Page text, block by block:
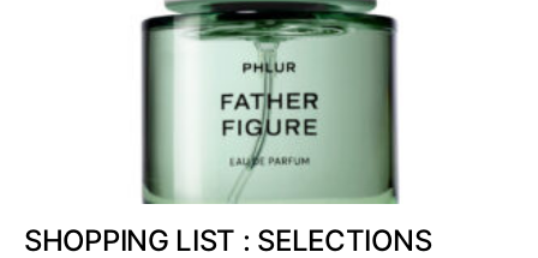
SHOPPING LIST : SELECTIONS